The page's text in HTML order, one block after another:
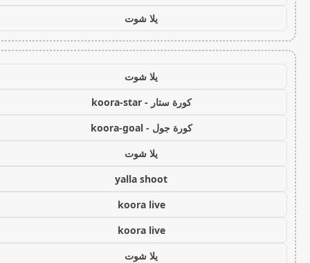
يلا شوت
يلا شوت
كورة ستار - koora-star
كورة جول - koora-goal
يلا شوت
yalla shoot
koora live
koora live
يلا شوت